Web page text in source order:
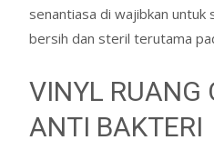
senantiasa di wajibkan untuk
bersih dan steril terutama
VINYL RUANG
ANTI BAKTERI